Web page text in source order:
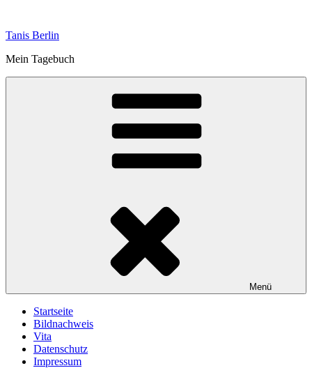
springen
Tanis Berlin
Mein Tagebuch
Menü
Startseite
Bildnachweis
Vita
Datenschutz
Impressum